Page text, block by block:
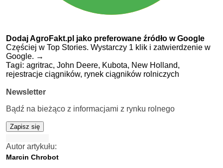
Dodaj AgroFakt.pl jako preferowane źródło w Google
Częściej w Top Stories. Wystarczy 1 klik i zatwierdzenie w
Google. →
Tagi: agritrac, John Deere, Kubota, New Holland,
rejestracje ciągników, rynek ciągników rolniczych
Newsletter
Bądź na bieżąco z informacjami z rynku rolnego
Zapisz się
Autor artykułu:
Marcin Chrobot